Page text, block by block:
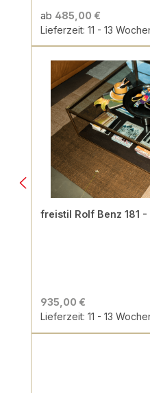
ab 485,00 €
Lieferzeit: 11 - 13
freistil Rolf Benz 181
935,00 €
Lieferzeit: 11 - 13